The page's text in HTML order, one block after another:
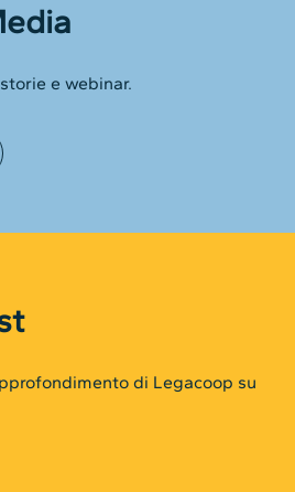
e webinar.
di Legacoop su